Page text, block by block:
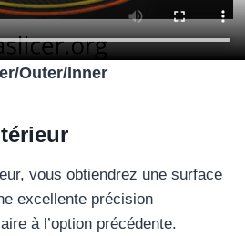
Outer/Inner
vous obtiendrez une surface
excellente précision
à l’option précédente.